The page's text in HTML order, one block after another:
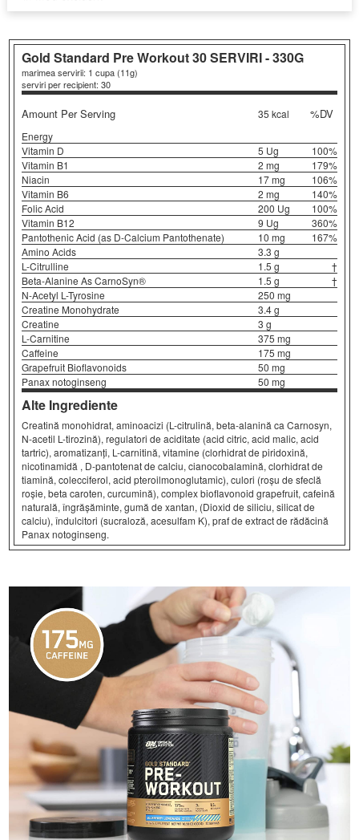
Gold Standard Pre Workout30 SERVIRI - 330G
marimea servirii: 1 cupa (11g)
serviri per recipient: 30
Amount Per Serving %DV
Energy
35 kcal
Vitamin D 5 Ug
100%
Vitamin B1
2 mg
179%
Niacin
17 mg
106%
Vitamin B6
2 mg
140%
Folic Acid
200 Ug
100%
Vitamin B12
9 Ug
360%
Pantothenic Acid (as D-Calcium Pantothenate)
10 mg
167%
Amino Acids
3.3 g
L-Citrulline
1.5 g
†
Beta-Alanine As CarnoSyn®
1.5 g
†
N-Acetyl L-Tyrosine
250 mg
Creatine Monohydrate
3.4 g
Creatine
3 g
L-Carnitine
375 mg
Caffeine
175 mg
Grapefruit Bioflavonoids
50 mg
Panax notoginseng
50 mg
Alte Ingrediente
Creatină monohidrat, aminoacizi (L-citrulină, beta-alanină ca Carnosyn,
N-acetil L-tirozină), regulatori de aciditate (acid citric, acid malic, acid
tartric), aromatizanți, L-carnitină, vitamine (clorhidrat de piridoxină,
nicotinamidă , D-pantotenat de calciu, cianocobalamină, clorhidrat de
tiamină, colecciferol, acid pteroilmonoglutamic), culori (roșu de sfeclă
roșie, beta caroten, curcumină), complex bioflavonoid grapefruit, cafeină
naturală, îngrășăminte, gumă de xantan, (Dioxid de siliciu, silicat de
calciu), îndulcitori (sucraloză, acesulfam K), praf de extract de rădăcină
Panax notoginseng.